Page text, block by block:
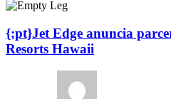
{:pt}Jet Edge anuncia
Resorts Hawaii